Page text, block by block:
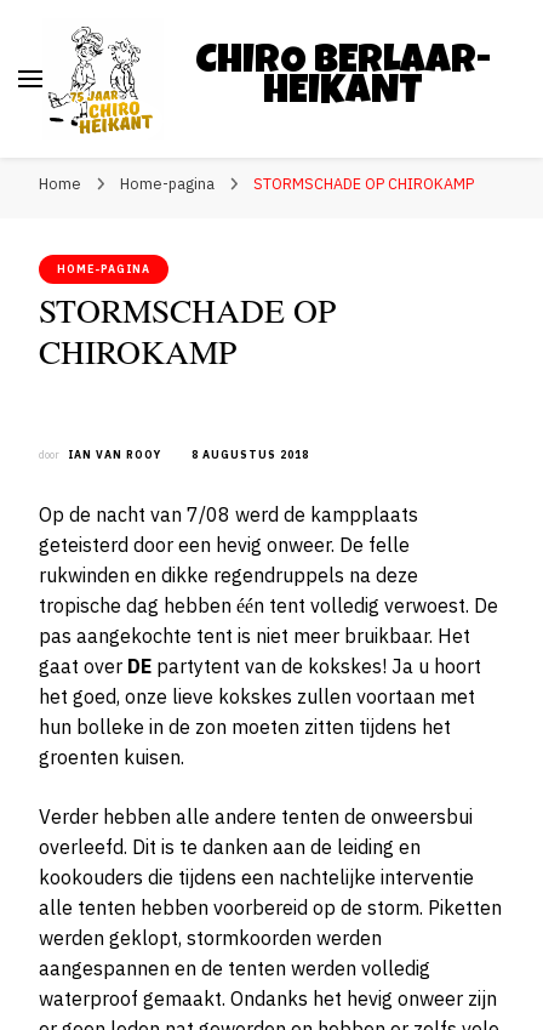
CHIRO BERLAAR-
HEIKANT
Home Home-pagina STORMSCHADE OP CHIROKAMP
HOME-PAGINA
STORMSCHADE OP
CHIROKAMP
door IAN VAN ROOY 8 AUGUSTUS 2018
Op de nacht van 7/08 werd de kampplaats
geteisterd door een hevig onweer. De felle
rukwinden en dikke regendruppels na deze
tropische dag hebben één tent volledig verwoest. De
pas aangekochte tent is niet meer bruikbaar. Het
gaat over DE partytent van de kokskes! Ja u hoort
het goed, onze lieve kokskes zullen voortaan met
hun bolleke in de zon moeten zitten tijdens het
groenten kuisen.
Verder hebben alle andere tenten de onweersbui
overleefd. Dit is te danken aan de leiding en
kookouders die tijdens een nachtelijke interventie
alle tenten hebben voorbereid op de storm. Piketten
werden geklopt, stormkoorden werden
aangespannen en de tenten werden volledig
waterproof gemaakt. Ondanks het hevig onweer zijn